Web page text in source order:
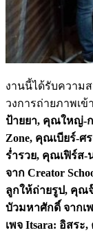
งานนี้ได้รับความ
วงการถ่ายภาพเ
ป้ายยา, คุณใหญ่-ก
Zone, คุณเบียร์-ศ
ร่ำรวย, คุณเฟิร์ส-
จาก Creator
ลูกให้ถ่ายรูป, คุณ
บัวมหาศักดิ์ จากเ
เพจ Itsara: อิสระ